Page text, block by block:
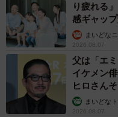
り疲れる
感ギャッ
まいどな
2026.08.07
父は「エ
イケメン
ヒロさん
まいどな
2026.08.07